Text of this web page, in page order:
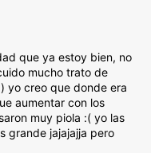
que ya estoy bien, no
mucho trato de
yo creo que donde era
aumentar con los
muy piola :( yo las
grande jajajajja pero